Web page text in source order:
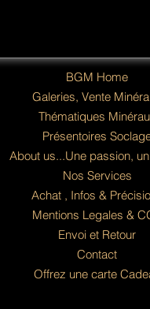
BGM Home
Galeries, Vente
Thématiques
Présentoires
About us...Une passion,
Nos Services
Achat , Infos &
Mentions Legales &
Envoi et Retour
Contact
Offrez une carte